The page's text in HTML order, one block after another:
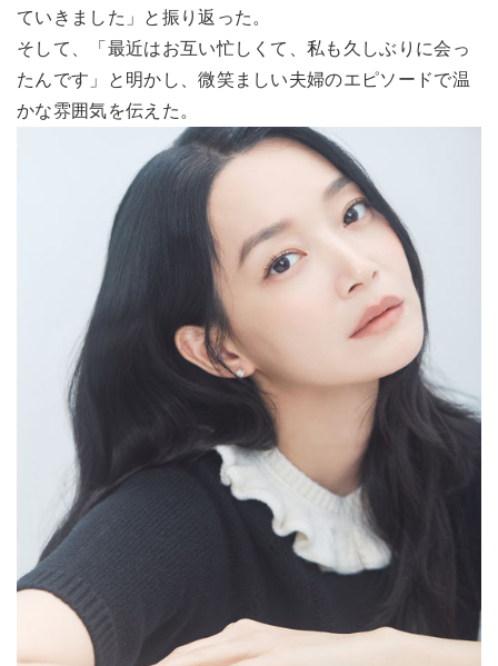
ていきました」と振り返った。
そして、「最近はお互い忙しくて、私も久しぶりに会っ
たんです」と明かし、微笑ましい夫婦のエピソードで温
かな雰囲気を伝えた。